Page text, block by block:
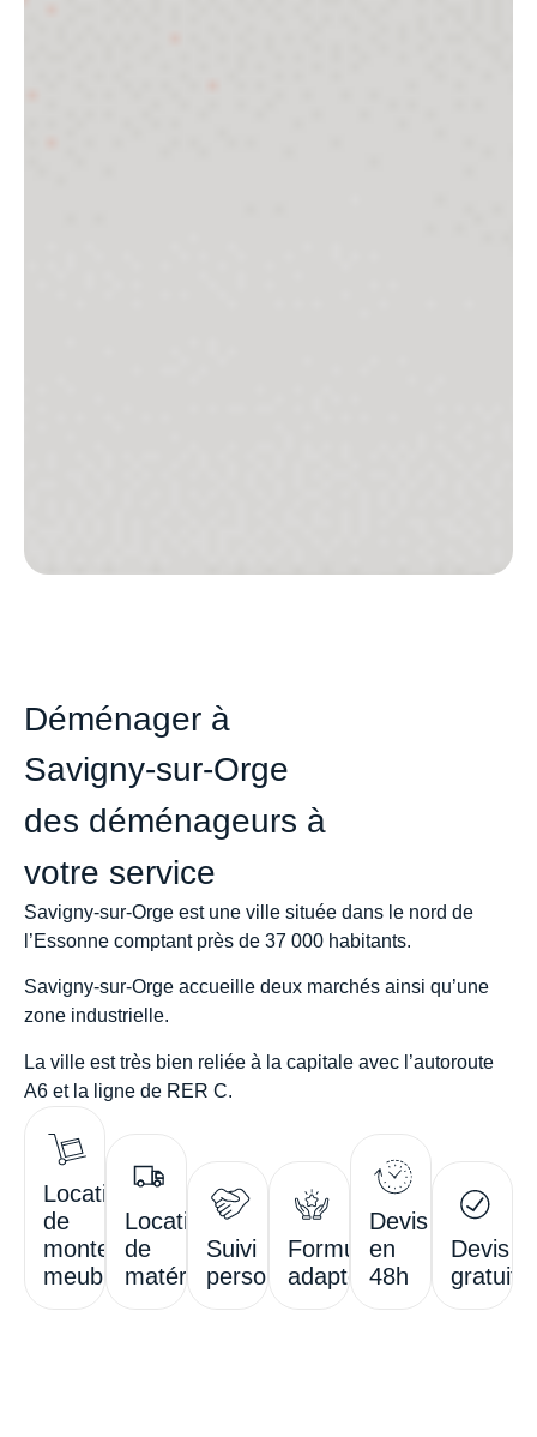
Déménager à
Savigny-sur-Orge
des déménageurs à
votre service
Savigny-sur-Orge est une ville située dans le nord de
l’Essonne comptant près de 37 000 habitants.
Savigny-sur-Orge accueille deux marchés ainsi qu’une
zone industrielle.
La ville est très bien reliée à la capitale avec l’autoroute
A6 et la ligne de RER C.
Location
de
monte-
meubles
Location
de
matériel
Suivi
personnalisé
Formules
adaptées
Devis
en
48h
Devis
gratuit